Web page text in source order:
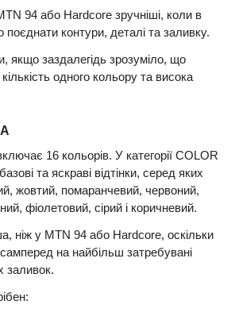
94 або Hardcore зручніші, коли в
поєднати контури, деталі та заливку.
якщо заздалегідь зрозуміло, що
одного кольору та висока
16 кольорів. У категорії COLOR
та яскраві відтінки, серед яких
жовтий, помаранчевий, червоний,
фіолетовий, сірий і коричневий.
ніж у MTN 94 або Hardcore, оскільки
на найбільш затребувані
заливок.